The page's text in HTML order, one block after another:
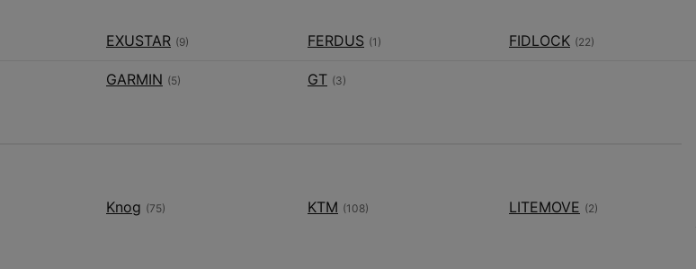
EXUSTAR (9) FERDUS (1) FIDLOCK (22)
GARMIN (5) GT (3)
Knog (75) KTM (108) LITEMOVE (2)